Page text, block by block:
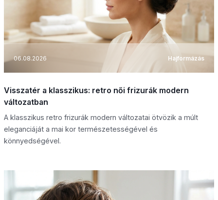
06.08.2026 Hajformázás
Visszatér a klasszikus: retro női frizurák modern
változatban
A klasszikus retro frizurák modern változatai ötvözik a múlt
eleganciáját a mai kor természetességével és
könnyedségével.